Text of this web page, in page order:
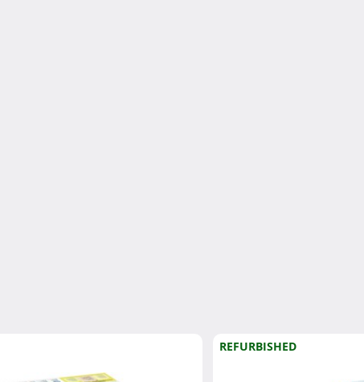
REFURBISHED